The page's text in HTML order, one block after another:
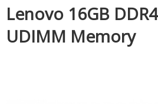
Lenovo 16GB
UDIMM Memory